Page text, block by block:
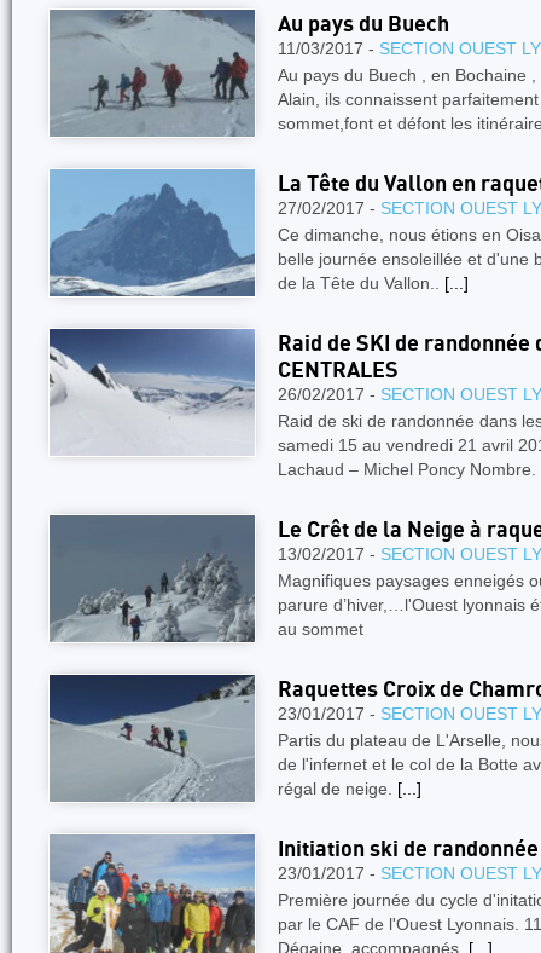
Au pays du Buech
11/03/2017 - SECTION OUEST
Au pays du Buech , en Bochaine
Alain, ils connaissent
sommet,font et défont les
La Tête du Vallon en
27/02/2017 - SECTION OUEST
Ce dimanche, nous étions en
belle journée ensoleillée et d'une
de la Tête du Vallon.. [...]
Raid de SKI de randonnée
CENTRALES
26/02/2017 - SECTION OUEST
Raid de ski de randonnée dans
samedi 15 au vendredi 21 avril
Lachaud – Michel Poncy Nombre.
Le Crêt de la Neige à
13/02/2017 - SECTION OUEST
Magnifiques paysages enneigés
parure d’hiver,…l'Ouest lyonnais
au sommet
Raquettes Croix de
23/01/2017 - SECTION OUEST
Partis du plateau de L'Arselle,
de l'infernet et le col de la Botte
régal de neige. [...]
Initiation ski de
23/01/2017 - SECTION OUEST
Première journée du cycle
par le CAF de l'Ouest Lyonnais.
Dégaine, accompagnés. [...]